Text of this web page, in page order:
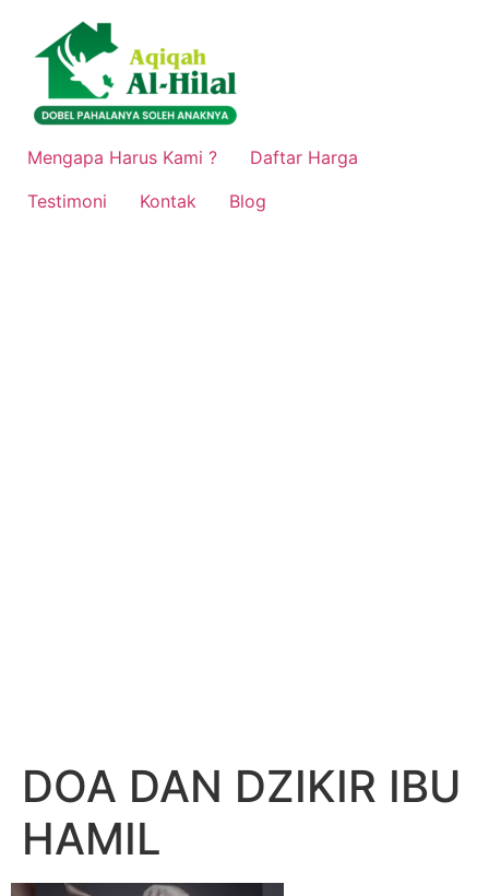
konten
Mengapa Harus Kami ?
Daftar Harga
Testimoni
Kontak Blog
DOA DAN DZIKIR IBU
HAMIL